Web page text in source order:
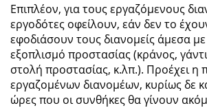
Επιπλέον, για τους εργαζόμενους
εργοδότες οφείλουν, εάν δεν το
εφοδιάσουν τους διανομείς άμεσα
εξοπλισμό προστασίας (κράνος,
στολή προστασίας, κ.λπ.). Προέχει η
εργαζομένων διανομέων, κυρίως δε
ώρες που οι συνθήκες θα γίνουν